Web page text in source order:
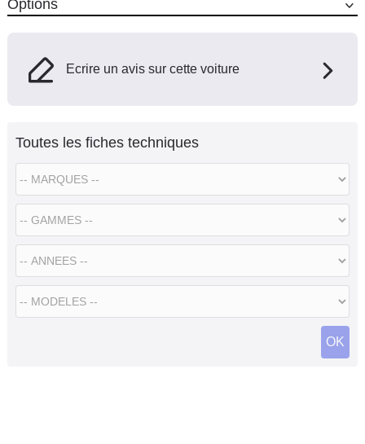
Options
Ecrire un avis sur cette voiture
Toutes les fiches techniques